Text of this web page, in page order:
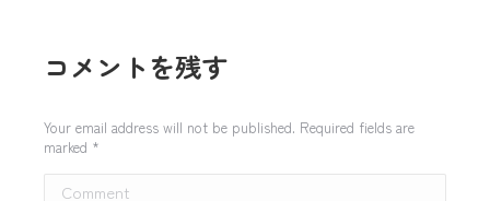
コメントを残す
Your email address will not be published. Required fields are
marked *
Comment